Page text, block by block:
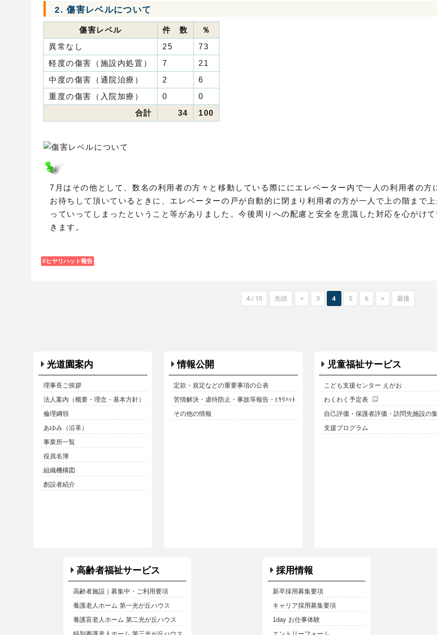
2. 傷害レベルについて
傷害レベル 件 数
％
異常なし
25
73
軽度の傷害（施設内処置）
7
21
中度の傷害（通院治療）
2
6
重度の傷害（入院加療）
0
0
合計
34 100
7月はその他として、数名の利用者の方々と移動している際ににエレベーター内で一人の利用者の方
お待ちして頂いているときに、エレベーターの戸が自動的に閉まり利用者の方が一人で上の階まで
っていってしまったということ等がありました。今後周りへの配慮と安全を意識した対応を心がけ
きます。
ヒヤリハット報告
4 / 15 先頭 < 3 4 5 6 > 最後
光道園案内
理事長ご挨拶
法人案内（概要・理念・基本方針）
倫理綱領
あゆみ（沿革）
事業所一覧
役員名簿
組織機構図
創設者紹介
情報公開
定款・規定などの重要事項の公表
苦情解決・虐待防止・事故等報告・ﾋﾔﾘﾊｯﾄ
その他の情報
児童福祉サービス
こども支援センター えがお
わくわく予定表
自己評価・保護者評価・訪問先施設の
支援プログラム
高齢者福祉サービス
高齢者施設｜募集中・ご利用要項
養護老人ホーム 第一光が丘ハウス
養護盲老人ホーム 第二光が丘ハウス
採用情報
新卒採用募集要項
キャリア採用募集要項
1day お仕事体験